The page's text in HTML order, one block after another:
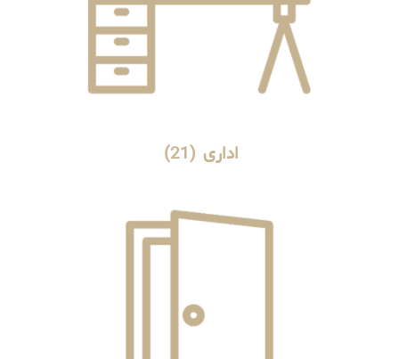
اداری (21)